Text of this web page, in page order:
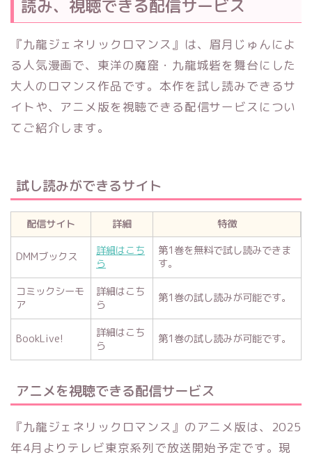
読み、視聴できる配信サービス
『九龍ジェネリックロマンス』は、眉月じゅんによ
る人気漫画で、東洋の魔窟・九龍城砦を舞台にした
大人のロマンス作品です。本作を試し読みできるサ
イトや、アニメ版を視聴できる配信サービスについ
てご紹介します。
試し読みができるサイト
配信サイト 詳細 特徴
DMMブックス
詳細はこち
ら
第1巻を無料で試し読みできま
す。
コミックシーモ
ア
詳細はこち
ら
第1巻の試し読みが可能です。
BookLive!
詳細はこち
ら
第1巻の試し読みが可能です。
アニメを視聴できる配信サービス
『九龍ジェネリックロマンス』のアニメ版は、2025
年4月よりテレビ東京系列で放送開始予定です。現